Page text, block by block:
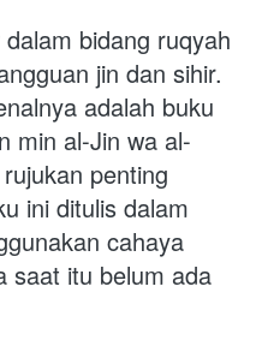
bidang ruqyah
jin dan sihir.
adalah buku
min al-Jin wa al-
penting
ini ditulis dalam
cahaya
saat itu belum ada